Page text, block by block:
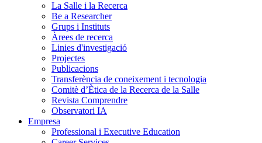
La Salle i la Recerca
Be a Researcher
Grups i Instituts
Àrees de recerca
Linies d'investigació
Projectes
Publicacions
Transferència de coneixement i tecnologia
Comitè d’Ètica de la Recerca de la Salle
Revista Comprendre
Observatori IA
Empresa
Professional i Executive Education